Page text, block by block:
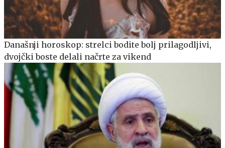
Današnji horoskop: strelci bodite bolj prilagodljivi,
dvojčki boste delali načrte za vikend